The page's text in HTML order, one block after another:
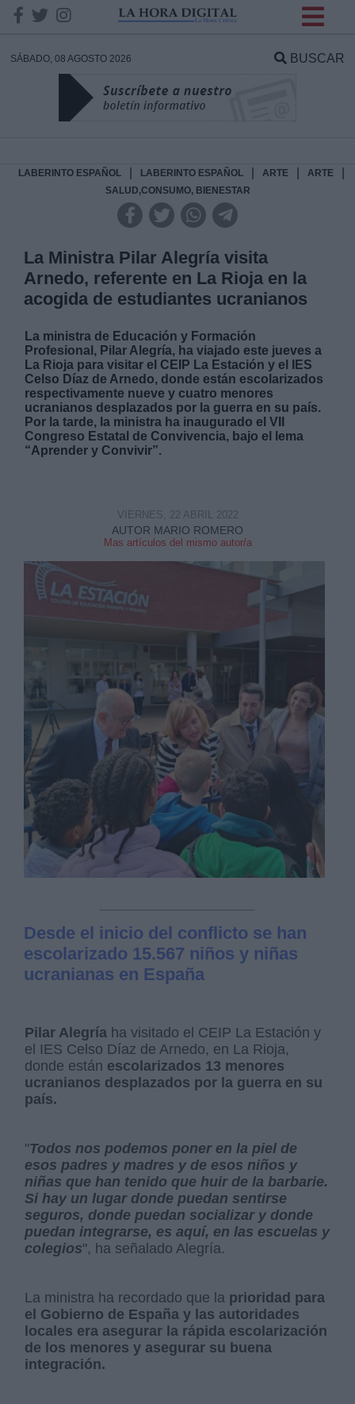
SÁBADO, 08 AGOSTO 2026 BUSCAR
LABERINTO ESPAÑOL LABERINTO ESPAÑOL ARTE ARTE
SALUD,CONSUMO, BIENESTAR
La Ministra Pilar Alegría visita
Arnedo, referente en La Rioja en la
acogida de estudiantes ucranianos
La ministra de Educación y Formación
Profesional, Pilar Alegría, ha viajado este jueves a
La Rioja para visitar el CEIP La Estación y el IES
Celso Díaz de Arnedo, donde están escolarizados
respectivamente nueve y cuatro menores
ucranianos desplazados por la guerra en su país.
Por la tarde, la ministra ha inaugurado el VII
Congreso Estatal de Convivencia, bajo el lema
“Aprender y Convivir”.
AUTOR MARIO ROMERO
Mas artículos del mismo autor/a
VIERNES, 22 ABRIL 2022
Desde el inicio del conflicto se han
escolarizado 15.567 niños y niñas
ucranianas en España
Pilar Alegría ha visitado el CEIP La Estación y
el IES Celso Díaz de Arnedo, en La Rioja,
donde están escolarizados 13 menores
ucranianos desplazados por la guerra en su
país.
"Todos nos podemos poner en la piel de
esos padres y madres y de esos niños y
niñas que han tenido que huir de la barbarie.
Si hay un lugar donde puedan sentirse
seguros, donde puedan socializar y donde
puedan integrarse, es aquí, en las escuelas y
colegios", ha señalado Alegría.
La ministra ha recordado que la prioridad para
el Gobierno de España y las autoridades
locales era asegurar la rápida escolarización
de los menores y asegurar su buena
integración.
DATOS
Responsable:
Legitimación:
Información adicional